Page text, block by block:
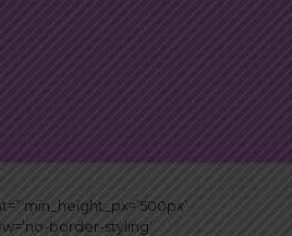
min_height_px=’500px’
border-styling’